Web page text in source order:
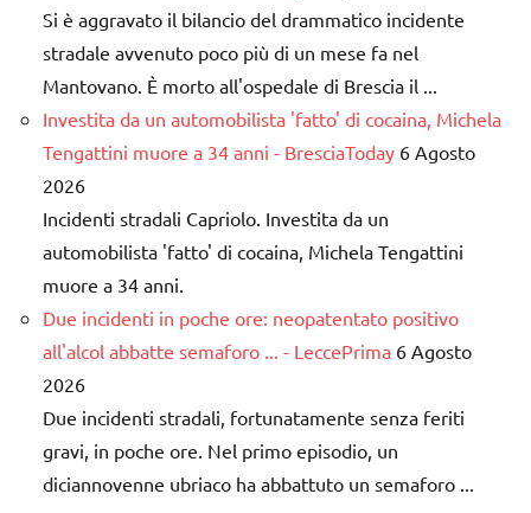
Si è aggravato il bilancio del drammatico incidente
stradale avvenuto poco più di un mese fa nel
Mantovano. È morto all'ospedale di Brescia il ...
Investita da un automobilista 'fatto' di cocaina, Michela
Tengattini muore a 34 anni - BresciaToday 6 Agosto
2026
Incidenti stradali Capriolo. Investita da un
automobilista 'fatto' di cocaina, Michela Tengattini
muore a 34 anni.
Due incidenti in poche ore: neopatentato positivo
all'alcol abbatte semaforo ... - LeccePrima 6 Agosto
2026
Due incidenti stradali, fortunatamente senza feriti
gravi, in poche ore. Nel primo episodio, un
diciannovenne ubriaco ha abbattuto un semaforo ...